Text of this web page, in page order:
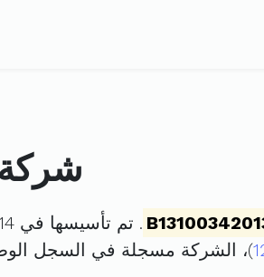
شركة
. تم تأسيسها في 14 ماي 2013 برأس مال قدره
)، الشركة مسجلة في السجل